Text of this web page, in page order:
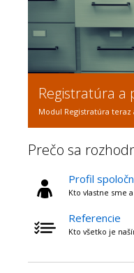
Registratúra a
Modul Registratúra
Prečo sa
Profil
Kto vlastne sme
Referencie
Kto všetko je